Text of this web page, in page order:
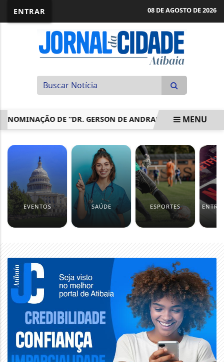
ENTRAR 08 DE AGOSTO DE 2026
DE “DR. GERSON DE ANDRADE NOGUEIRA”MENU
EVENTOS SAÚDE ESPORTES